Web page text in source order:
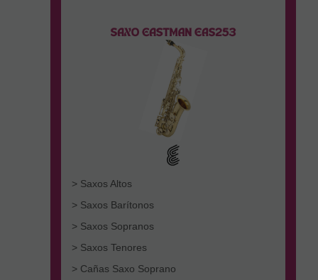
> Saxos Altos
> Saxos Barítonos
> Saxos Sopranos
> Saxos Tenores
> Cañas Saxo Soprano